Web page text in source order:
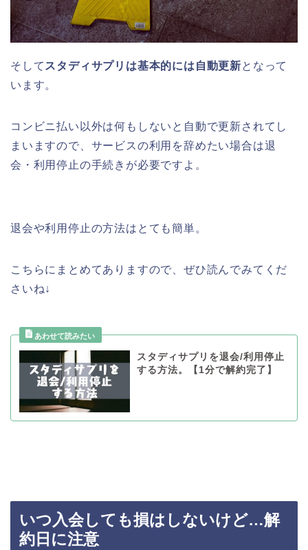
そして スタディサプリは基本的には自動更新となって
います。
コンビニ払い以外は何もしないと自動で更新されてし
まいますので、サービスの利用を辞めたい場合は退
会・利用停止の手続きが必要ですよ。
退会や利用停止の方法はとても簡単。
こちらにまとめてありますので、ぜひ読んでみてくだ
さいね↓
スタディサプリを退会/利用停止
する方法。【1分で解約完了】
いつ入会しても損はしないけど…解
約日に注意